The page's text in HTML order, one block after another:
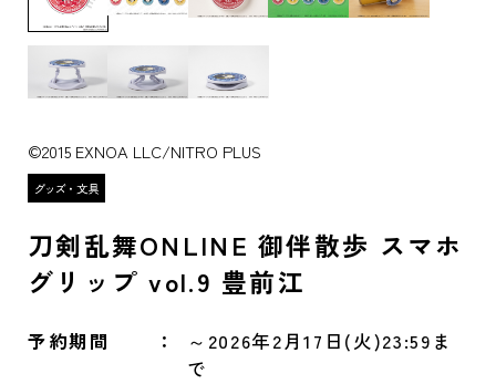
©2015 EXNOA LLC/NITRO PLUS
刀剣乱舞ONLINE 御伴散歩 スマホ
グリップ vol.9 豊前江
予約期間
～2026年2月17日(火)23:59ま
で